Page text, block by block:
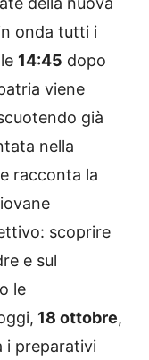
onda tutti i
14:45 dopo
viene
già
nella
racconta la
scoprire
e sul
le
18 ottobre,
i preparativi